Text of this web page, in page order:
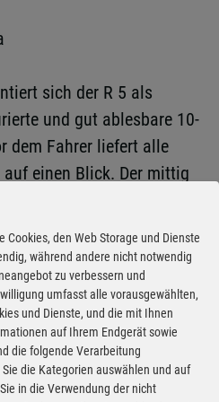
sich der R 5 als
und gut ablesbare 10-
dem Fahrer liefert alle
einen Blick. Der mittig
lässt sich intuitiv
Google-Integration – mit
zum eingegebenen Ziel.
wie bei der
ansprechende Materialien
gutem Seitenhalt
wohnlichen Charakter des
Cookies, den Web Storage und Dienste
während andere nicht notwendig
zu verbessern und
umfasst alle vorausgewählten,
und Dienste, und die mit Ihnen
auf Ihrem Endgerät sowie
die folgende Verarbeitung
die Kategorien auswählen und auf
in die Verwendung der nicht